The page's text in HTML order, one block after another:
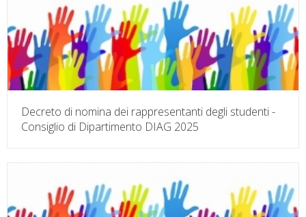
Decreto di nomina dei rappresentanti degli studenti -
Consiglio di Dipartimento DIAG 2025